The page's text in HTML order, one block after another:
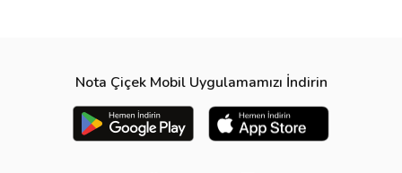
Nota Çiçek Mobil Uygulamamızı İndirin